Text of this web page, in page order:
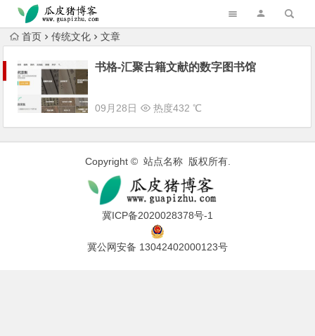
跳转到主内容
首页 传统文化 文章
书格-汇聚古籍文献的数字图书馆
09月28日 热度432 ℃
Copyright © 站点名称 版权所有.
冀ICP备2020028378号-1
冀公网安备 13042402000123号